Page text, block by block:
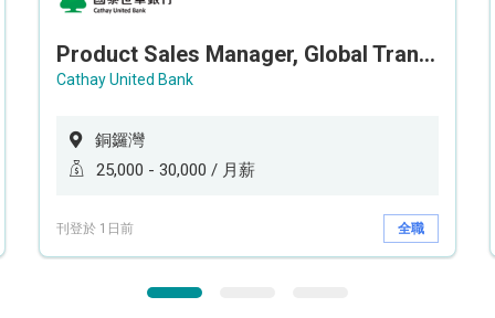
Product Sales Manager, Global Transaction Service (GTS)
Cathay United Bank
銅鑼灣
25,000 - 30,000 / 月薪
刊登於 1日前 全職